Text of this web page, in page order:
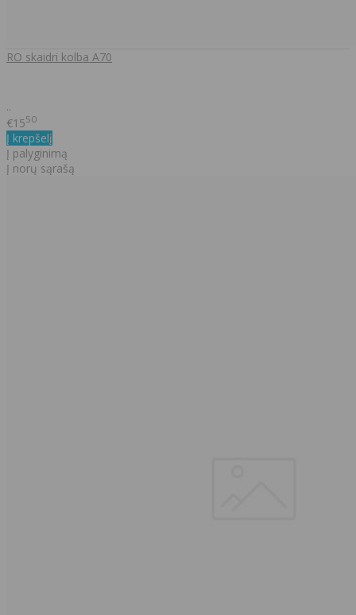
RO skaidri kolba A70
..
€1550
Į krepšelį
Į palyginimą
Į norų sąrašą